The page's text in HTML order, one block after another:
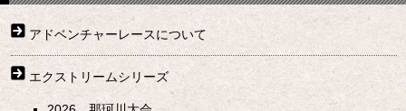
アドベンチャーレースについて
エクストリームシリーズ